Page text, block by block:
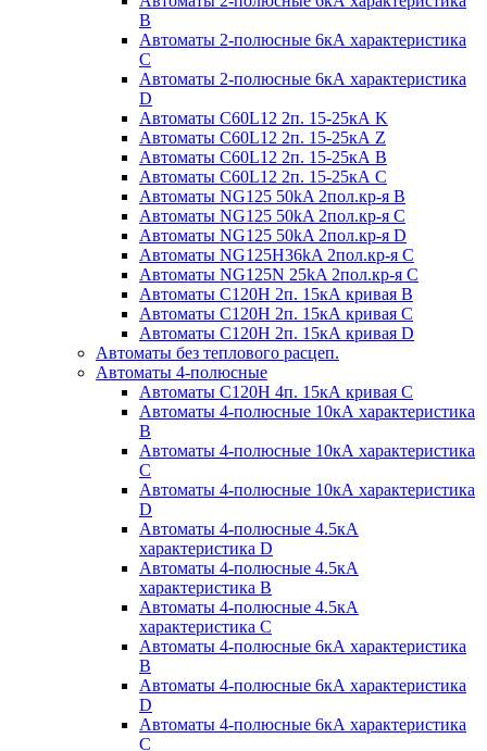
B
Автоматы 2-полюсные 6кА характеристика
C
Автоматы 2-полюсные 6кА характеристика
D
Автоматы C60L12 2п. 15-25кА K
Автоматы C60L12 2п. 15-25кА Z
Автоматы C60L12 2п. 15-25кА B
Автоматы C60L12 2п. 15-25кА C
Автоматы NG125 50kA 2пол.кр-я B
Автоматы NG125 50kA 2пол.кр-я C
Автоматы NG125 50kA 2пол.кр-я D
Автоматы NG125H36kA 2пол.кр-я C
Автоматы NG125N 25kA 2пол.кр-я C
Автоматы С120H 2п. 15кА кривая B
Автоматы С120H 2п. 15кА кривая C
Автоматы С120H 2п. 15кА кривая D
Автоматы без теплового расцеп.
Автоматы 4-полюсные
Автоматы С120H 4п. 15кА кривая C
Автоматы 4-полюсные 10кА характеристика
B
Автоматы 4-полюсные 10кА характеристика
C
Автоматы 4-полюсные 10кА характеристика
D
Автоматы 4-полюсные 4.5кА
характеристика D
Автоматы 4-полюсные 4.5кА
характеристика В
Автоматы 4-полюсные 4.5кА
характеристика С
Автоматы 4-полюсные 6кА характеристика
B
Автоматы 4-полюсные 6кА характеристика
D
Автоматы 4-полюсные 6кА характеристика
С